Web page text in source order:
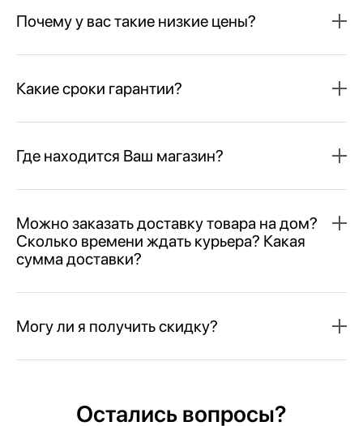
Почему у вас такие низкие цены?
Какие сроки гарантии?
Где находится Ваш магазин?
Можно заказать доставку товара на дом?
Сколько времени ждать курьера? Какая
сумма доставки?
Могу ли я получить скидку?
Остались вопросы?